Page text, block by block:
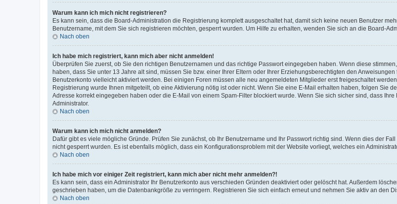
Warum kann ich mich nicht registrieren?
Es kann sein, dass die Board-Administration die Registrierung komplett ausgeschaltet hat, damit sich keine neuen Benutzer
Benutzername, mit dem Sie sich registrieren möchten, gesperrt wurden. Um Hilfe zu erhalten, wenden Sie sich an die Board-
Nach oben
Ich habe mich registriert, kann mich aber nicht anmelden!
Überprüfen Sie zuerst, ob Sie den richtigen Benutzernamen und das richtige Passwort eingegeben haben. Wenn diese
haben, dass Sie unter 13 Jahre alt sind, müssen Sie bzw. einer Ihrer Eltern oder Ihrer Erziehungsberechtigten den
Benutzerkonto vielleicht aktiviert werden. Bei einigen Foren müssen alle neu angemeldeten Mitglieder erst freigeschaltet
Registrierung wurde Ihnen mitgeteilt, ob eine Aktivierung nötig ist oder nicht. Wenn Sie eine E-Mail erhalten haben, folgen Sie
Adresse korrekt eingegeben haben oder die E-Mail von einem Spam-Filter blockiert wurde. Wenn Sie sich sicher sind, dass
Administrator.
Nach oben
Warum kann ich mich nicht anmelden?
Dafür gibt es viele mögliche Gründe. Prüfen Sie zunächst, ob Ihr Benutzername und Ihr Passwort richtig sind. Wenn dies der
nicht gesperrt wurden. Es ist ebenfalls möglich, dass ein Konfigurationsproblem mit der Website vorliegt, welches ein
Nach oben
Ich habe mich vor einiger Zeit registriert, kann mich aber nicht mehr anmelden?!
Es kann sein, dass ein Administrator Ihr Benutzerkonto aus verschieden Gründen deaktiviert oder gelöscht hat. Außerdem
geschrieben haben, um die Datenbankgröße zu verringern. Registrieren Sie sich einfach erneut und nehmen Sie aktiv an den
Nach oben